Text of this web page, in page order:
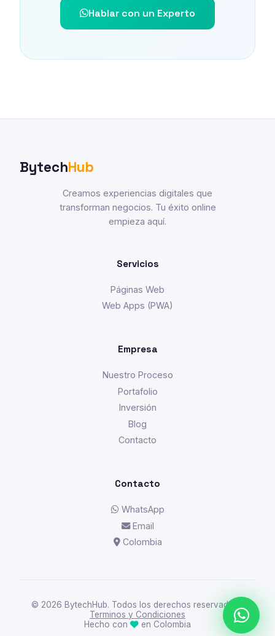
Hablar con un Experto
BytechHub
Creamos experiencias digitales que
transforman negocios. Tu éxito online
empieza aquí.
Servicios
Páginas Web
Web Apps (PWA)
Empresa
Nuestro Proceso
Portafolio
Inversión
Blog
Contacto
Contacto
WhatsApp
Email
Colombia
© 2026 BytechHub. Todos los derechos reservados. ·
Terminos y Condiciones
Hecho con
en Colombia